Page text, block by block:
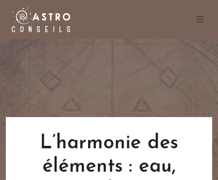
L’harmonie des
éléments : eau,